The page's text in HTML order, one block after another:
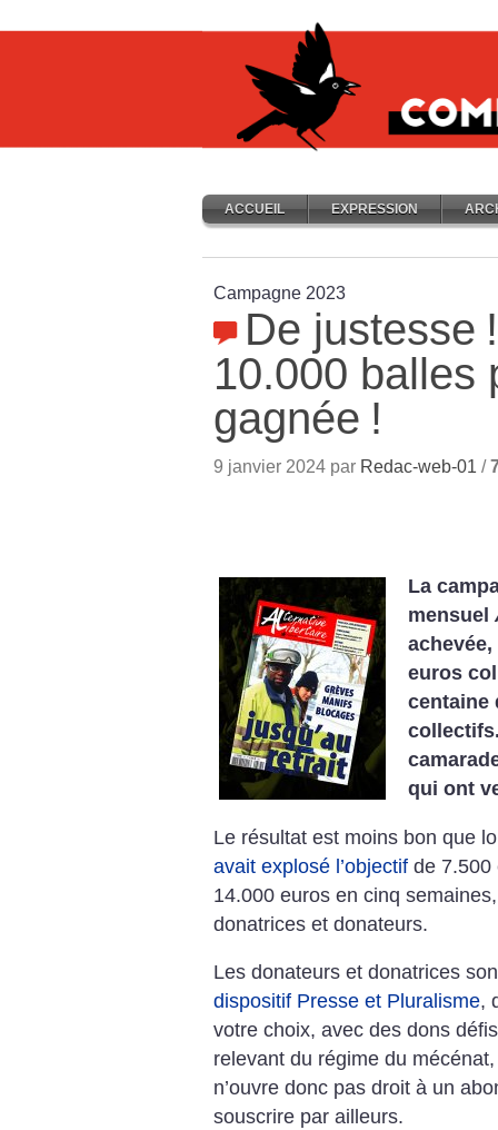
ACCUEIL EXPRESSION
Campagne 2023
De justesse
10.000 balles
gagnée !
9 janvier 2024 par Redac-web-01 /
La
mensuel
achevée,
euros
centaine
qui ont
Le résultat est moins bon que
avait explosé l’objectif de 7.500
14.000 euros en cinq
donatrices et donateurs.
Les donateurs et donatrices
dispositif Presse et Pluralisme,
votre choix, avec des dons
relevant du régime du
n’ouvre donc pas droit à un
souscrire par ailleurs.